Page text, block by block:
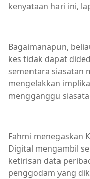
kenyataan hari ini,
Bagaimanapun,
kes tidak dapat
sementara siasatan
mengelakkan
mengganggu
Fahmi menegaskan
Digital mengambil
ketirisan data
penggodam yang